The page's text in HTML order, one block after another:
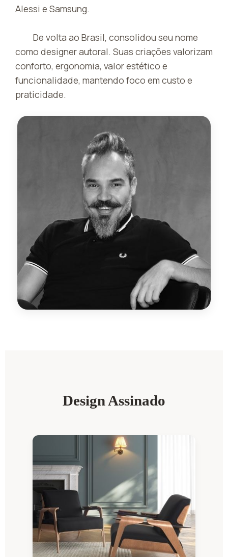
Alessi e Samsung.
De volta ao Brasil, consolidou seu nome
como designer autoral. Suas criações valorizam
conforto, ergonomia, valor estético e
funcionalidade, mantendo foco em custo e
praticidade.
Design Assinado